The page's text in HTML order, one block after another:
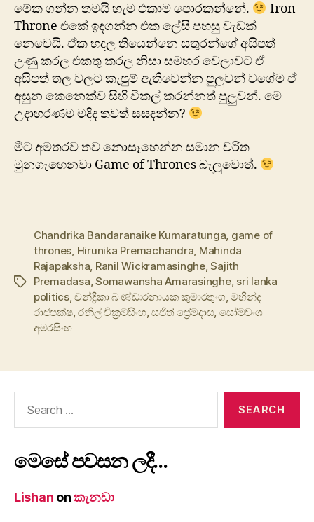
මේක ගන්න තමයි හැම එකාම පොරකන්නේ.
Iron
Throne එකේ ඉඳගන්න එක ලේසි පහසු වැඩක්
නෙවෙයි. ඒක හදල තියෙන්නෙ සතුරන්ගේ අසිපත්
උණු කරල එකතු කරල නිසා සමහර වෙලාවට ඒ
අසිපත් තල වලට කැපුම් ඇතිවෙන්න පුලුවන් වගේම ඒ
අසුන කෙනෙක්ව සිහි විකල් කරන්නත් පුලුවන්. මේ
උදාහරණම මදිද තවත් සසඳන්න?
මීට අමතරව තව නොසෑහෙන්න සමාන චරිත
මුනගැහෙනවා Game of Thrones බැලුවොත්.
Tags
Chandrika Bandaranaike Kumaratunga, game of
thrones, Hirunika Premachandra, Mahinda
Rajapaksha, Ranil Wickramasinghe,Sajith
Premadasa,Somawansha Amarasinghe, sri lanka
politics,චන්ද්‍රිකා බණ්ඩාරනායක කුමාරතුංග,මහින්ද
රාජපක්ෂ,රනිල් වික්‍රමසිංහ,සජිත් ප්‍රේමදාස, සෝමවංශ
අමරසිංහ
මෙසේ පවසන ලදී…
Lishan onකැනඩා